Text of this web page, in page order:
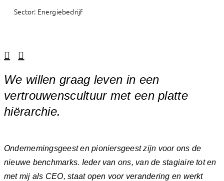
Sector: Energiebedrijf
We willen graag leven in een
vertrouwenscultuur met een platte
hiërarchie.
Ondernemingsgeest en pioniersgeest zijn voor ons de
nieuwe benchmarks. Ieder van ons, van de stagiaire tot en
met mij als CEO, staat open voor verandering en werkt